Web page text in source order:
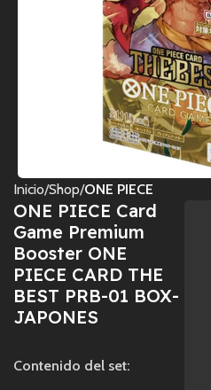
Inicio Shop ONE PIECE
ONE PIECE Card
Game Premium
Booster ONE
PIECE CARD THE
BEST PRB-01 BOX-
JAPONES
Contenido del set: